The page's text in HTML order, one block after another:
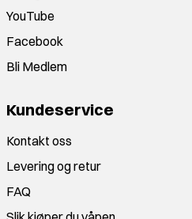
YouTube
Facebook
Bli Medlem
Kundeservice
Kontakt oss
Levering og retur
FAQ